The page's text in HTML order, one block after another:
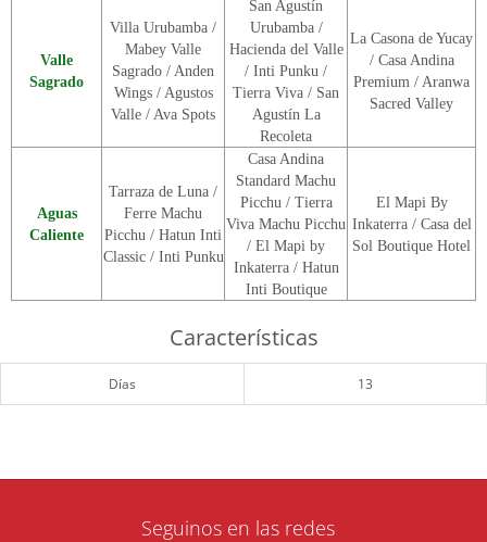
Valle
Sagrado
Villa Urubamba /
Mabey Valle
Sagrado / Anden
Wings / Agustos
Valle / Ava Spots
San Agustín
Urubamba /
Hacienda del Valle
/ Inti Punku /
Tierra Viva / San
Agustín La
Recoleta
La Casona de Yucay
/ Casa Andina
Premium / Aranwa
Sacred Valley
Aguas
Caliente
Tarraza de Luna /
Ferre Machu
Picchu / Hatun Inti
Classic / Inti Punku
Casa Andina
Standard Machu
Picchu / Tierra
Viva Machu Picchu
/ El Mapi by
Inkaterra / Hatun
Inti Boutique
El Mapi By
Inkaterra / Casa del
Sol Boutique Hotel
Características
Días 13
Seguinos en las redes